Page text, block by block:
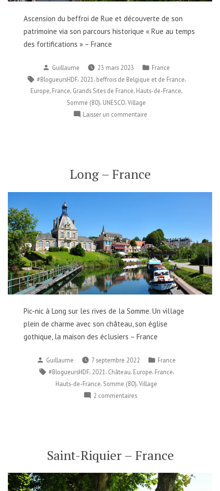
Ascension du beffroi de Rue et découverte de son
patrimoine via son parcours historique « Rue au temps
des fortifications » – France
Publié
par
Guillaume 23 mars 2023
Publié
dans
France
Étiquettes :
#BlogueursHDF, 2021 beffrois de Belgique et de France
Europe France Grands Sites de France Hauts-de-France
Somme (80), UNESCO,Village
Laisser un commentairesur
Long – France
Pic-nic à Long sur les rives de la Somme. Un village
plein de charme avec son château, son église
gothique, la maison des éclusiers – France
Publié
par
Guillaume 7 septembre 2022
Publié
dans
France
Étiquettes :
#BlogueursHDF, 2021 Château Europe France
Hauts-de-France Somme (80) Village
2 commentairessur
Saint-Riquier – France